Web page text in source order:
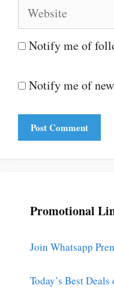
Website
Notify me of
Notify me of
Promotional
Join Whatsapp
Today’s Best